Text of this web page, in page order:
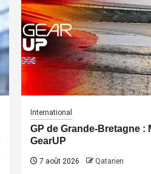
International
GP de Grande-Bretagne :
GearUP
7 août 2026 Qatarien